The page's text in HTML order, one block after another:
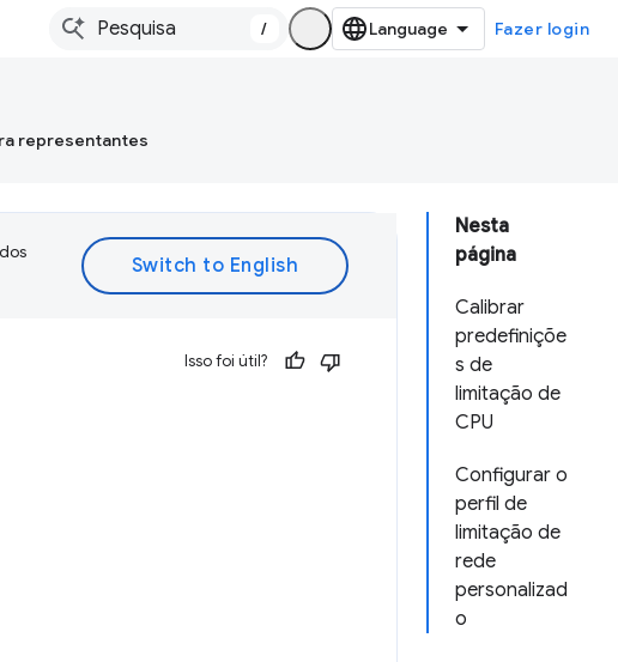
/ Fazer login
representantes
Nesta
página
Calibrar
predefiniçõe
s de
limitação de
CPU
Configurar o
perfil de
limitação de
rede
personalizad
o
Isso foi útil?